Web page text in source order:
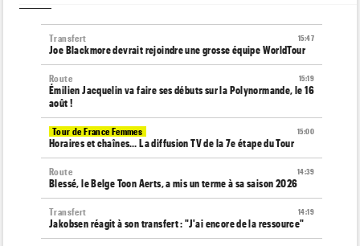
15:47
Transfert
Joe Blackmore devrait rejoindre une grosse équipe WorldTour
15:19
Route
Émilien Jacquelin va faire ses débuts sur la Polynormande, le 16
août !
15:00
Tour de France Femmes
Horaires et chaînes… La diffusion TV de la 7e étape du Tour
14:39
Route
Blessé, le Belge Toon Aerts, a mis un terme à sa saison 2026
14:19
Transfert
Jakobsen réagit à son transfert : "J'ai encore de la ressource"